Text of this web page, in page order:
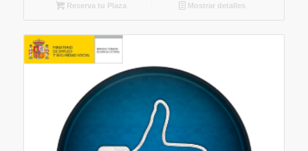
Reserva tu Plaza Mostrar detalles